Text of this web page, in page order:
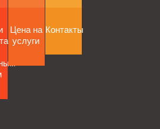
Цена на
услуги
Контакты